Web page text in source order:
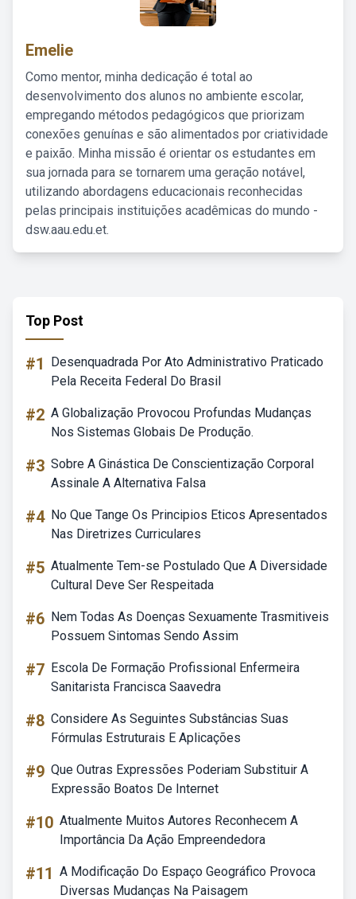
Emelie
Como mentor, minha dedicação é total ao
desenvolvimento dos alunos no ambiente escolar,
empregando métodos pedagógicos que priorizam
conexões genuínas e são alimentados por criatividade
e paixão. Minha missão é orientar os estudantes em
sua jornada para se tornarem uma geração notável,
utilizando abordagens educacionais reconhecidas
pelas principais instituições acadêmicas do mundo -
dsw.aau.edu.et.
Top Post
#1
Desenquadrada Por Ato Administrativo Praticado
Pela Receita Federal Do Brasil
#2 A Globalização Provocou Profundas Mudanças
Nos Sistemas Globais De Produção.
#3 Sobre A Ginástica De Conscientização Corporal
Assinale A Alternativa Falsa
#4 No Que Tange Os Principios Eticos Apresentados
Nas Diretrizes Curriculares
#5 Atualmente Tem-se Postulado Que A Diversidade
Cultural Deve Ser Respeitada
#6 Nem Todas As Doenças Sexuamente Trasmitiveis
Possuem Sintomas Sendo Assim
#7 Escola De Formação Profissional Enfermeira
Sanitarista Francisca Saavedra
#8 Considere As Seguintes Substâncias Suas
Fórmulas Estruturais E Aplicações
#9 Que Outras Expressões Poderiam Substituir A
Expressão Boatos De Internet
#10 Atualmente Muitos Autores Reconhecem A
Importância Da Ação Empreendedora
#11 A Modificação Do Espaço Geográfico Provoca
Diversas Mudanças Na Paisagem